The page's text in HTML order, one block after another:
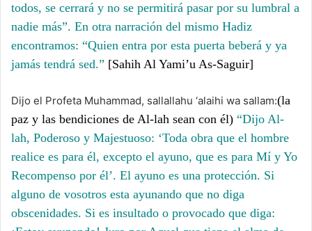
todos, se cerrará y no se permitirá pasar por su lumbral a
nadie más”. En otra narración del mismo Hadiz
encontramos: “Quien entra por esta puerta beberá y ya
jamás tendrá sed.” [Sahih Al Yami’u As-Saguir]
Dijo el Profeta Muhammad, sallallahu ‘alaihi wa sallam:(la
paz y las bendiciones de Al-lah sean con él) “Dijo Al-
lah, Poderoso y Majestuoso: ‘Toda obra que el hombre
realice es para él, excepto el ayuno, que es para Mí y Yo
Recompenso por él’. El ayuno es una protección. Si
alguno de vosotros esta ayunando que no diga
obscenidades. Si es insultado o provocado que diga: